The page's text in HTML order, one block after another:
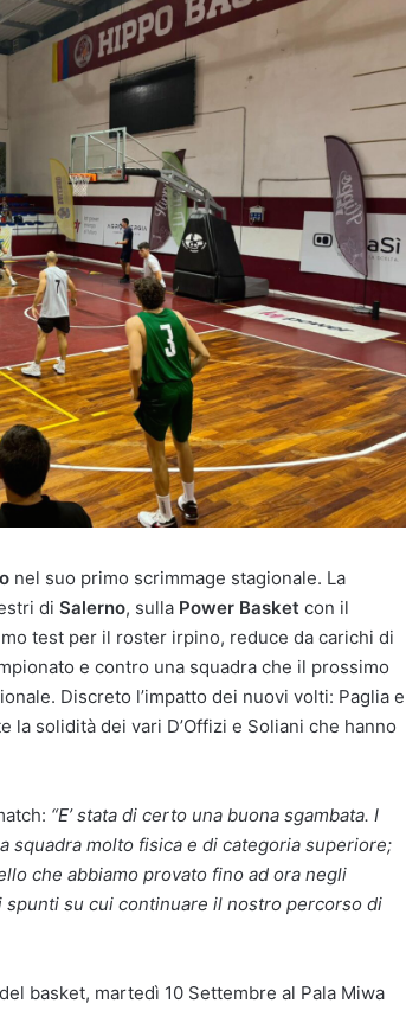
nel suo primo scrimmage stagionale. La
di Salerno, sulla Power Basket con il
test per il roster irpino, reduce da carichi di
e contro una squadra che il prossimo
Discreto l’impatto dei nuovi volti: Paglia e
la solidità dei vari D’Offizi e Soliani che hanno
“E’ stata di certo una buona sgambata. I
squadra molto fisica e di categoria superiore;
che abbiamo provato fino ad ora negli
su cui continuare il nostro percorso di
basket, martedì 10 Settembre al Pala Miwa